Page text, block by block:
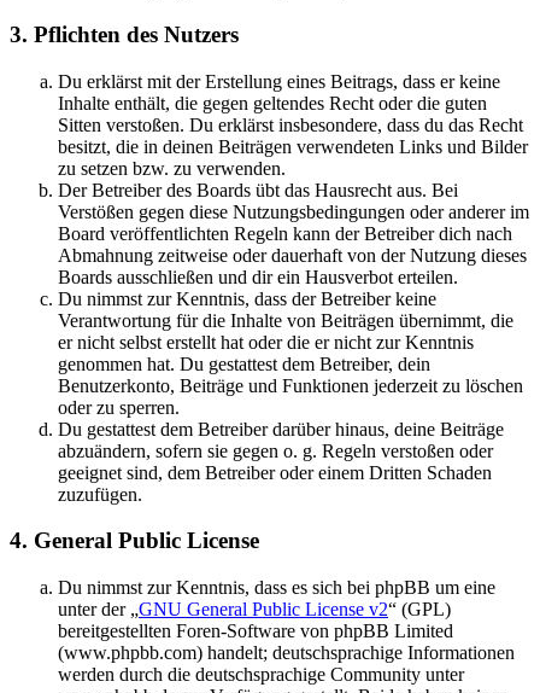
3. Pflichten des Nutzers
Du erklärst mit der Erstellung eines Beitrags, dass er keine
Inhalte enthält, die gegen geltendes Recht oder die guten
Sitten verstoßen. Du erklärst insbesondere, dass du das Recht
besitzt, die in deinen Beiträgen verwendeten Links und Bilder
zu setzen bzw. zu verwenden.
Der Betreiber des Boards übt das Hausrecht aus. Bei
Verstößen gegen diese Nutzungsbedingungen oder anderer im
Board veröffentlichten Regeln kann der Betreiber dich nach
Abmahnung zeitweise oder dauerhaft von der Nutzung dieses
Boards ausschließen und dir ein Hausverbot erteilen.
Du nimmst zur Kenntnis, dass der Betreiber keine
Verantwortung für die Inhalte von Beiträgen übernimmt, die
er nicht selbst erstellt hat oder die er nicht zur Kenntnis
genommen hat. Du gestattest dem Betreiber, dein
Benutzerkonto, Beiträge und Funktionen jederzeit zu löschen
oder zu sperren.
Du gestattest dem Betreiber darüber hinaus, deine Beiträge
abzuändern, sofern sie gegen o. g. Regeln verstoßen oder
geeignet sind, dem Betreiber oder einem Dritten Schaden
zuzufügen.
4. General Public License
Du nimmst zur Kenntnis, dass es sich bei phpBB um eine
unter der „GNU General Public License v2“ (GPL)
bereitgestellten Foren-Software von phpBB Limited
(www.phpbb.com) handelt; deutschsprachige Informationen
werden durch die deutschsprachige Community unter